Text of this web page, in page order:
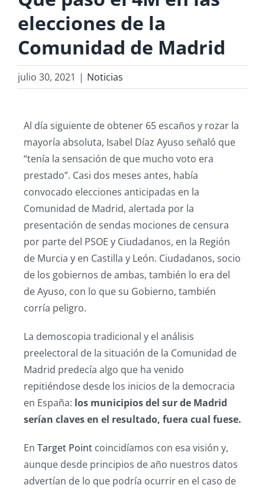
elecciones de la
Comunidad de Madrid
julio 30, 2021 | Noticias
Al día siguiente de obtener 65 escaños y rozar la
mayoría absoluta, Isabel Díaz Ayuso señaló que
“tenía la sensación de que mucho voto era
prestado”. Casi dos meses antes, había
convocado elecciones anticipadas en la
Comunidad de Madrid, alertada por la
presentación de sendas mociones de censura
por parte del PSOE y Ciudadanos, en la Región
de Murcia y en Castilla y León. Ciudadanos, socio
de los gobiernos de ambas, también lo era del
de Ayuso, con lo que su Gobierno, también
corría peligro.
La demoscopia tradicional y el análisis
preelectoral de la situación de la Comunidad de
Madrid predecía algo que ha venido
repitiéndose desde los inicios de la democracia
en España: los municipios del sur de Madrid
serían claves en el resultado, fuera cual fuese.
En Target Pointcoincidíamos con esa visión y,
aunque desde principios de año nuestros datos
advertían de lo que podría ocurrir en el caso de